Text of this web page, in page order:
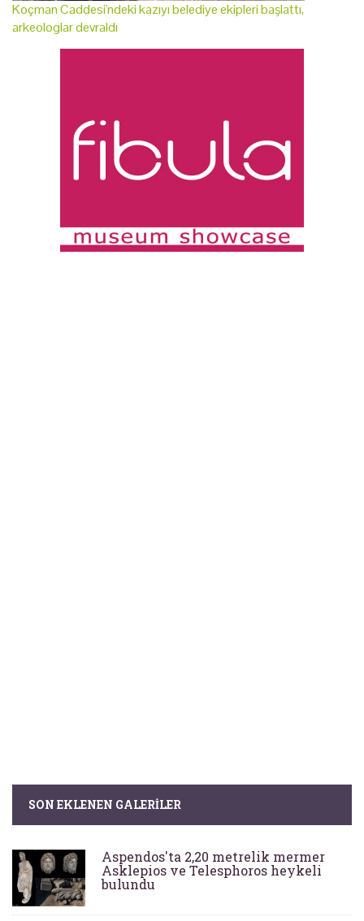
Koçman Caddesi'ndeki kazıyı belediye ekipleri başlattı,
arkeologlar devraldı
SON EKLENEN GALERILER
Aspendos'ta 2,20 metrelik mermer
Asklepios ve Telesphoros heykeli
bulundu